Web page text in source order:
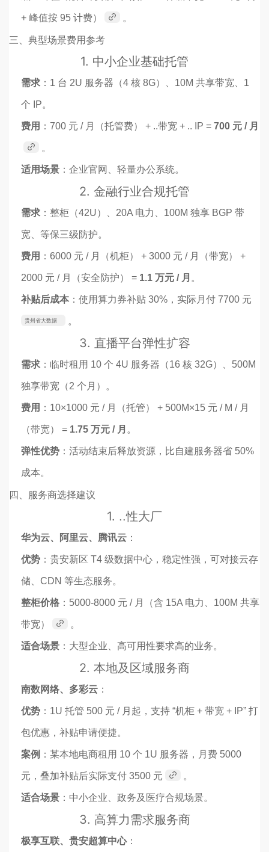
+ 峰值按 95 计费） 。
三、典型场景费用参考
1. 中小企业基础托管
需求 ：1 台 2U 服务器（4 核 8G）、10M 共享带宽、1
个 IP。
费用 ：700 元 / 月（托管费） + ..带宽 + .. IP = 700 元 / 月
。
适用场景 ：企业官网、轻量办公系统。
2. 金融行业合规托管
需求 ：整柜（42U）、20A 电力、100M 独享 BGP 带
宽、等保三级防护。
费用 ：6000 元 / 月（机柜） + 3000 元 / 月（带宽） +
2000 元 / 月（安全防护） = 1.1 万元 / 月 。
补贴后成本 ：使用算力券补贴 30%，实际月付 7700 元
贵州省大数据
。
3. 直播平台弹性扩容
需求 ：临时租用 10 个 4U 服务器（16 核 32G）、500M
独享带宽（2 个月）。
费用 ：10×1000 元 / 月（托管） + 500M×15 元 / M / 月
（带宽） = 1.75 万元 / 月 。
弹性优势 ：活动结束后释放资源，比自建服务器省 50%
成本。
四、服务商选择建议
1. ..性大厂
华为云、阿里云、腾讯云 ：
优势 ：贵安新区 T4 级数据中心，稳定性强，可对接云存
储、CDN 等生态服务。
整柜价格 ：5000-8000 元 / 月（含 15A 电力、100M 共享
带宽） 。
适合场景 ：大型企业、高可用性要求高的业务。
2. 本地及区域服务商
南数网络、多彩云 ：
优势 ：1U 托管 500 元 / 月起，支持 “机柜 + 带宽 + IP” 打
包优惠，补贴申请便捷。
案例 ：某本地电商租用 10 个 1U 服务器，月费 5000
元，叠加补贴后实际支付 3500 元 。
适合场景 ：中小企业、政务及医疗合规场景。
3. 高算力需求服务商
极享互联、贵安超算中心：